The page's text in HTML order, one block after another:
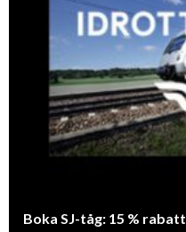
Boka SJ-tåg: 15 % rabatt